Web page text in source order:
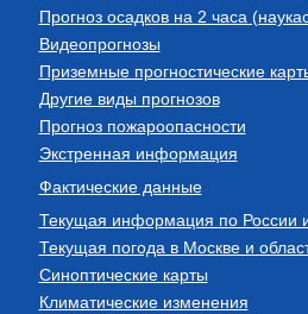
Прогноз осадков на 2 часа
Видеопрогнозы
Приземные прогностические
Другие виды прогнозов
Прогноз пожароопасности
Экстренная информация
Фактические данные
Текущая информация по России
Текущая погода в Москве и
Синоптические карты
Климатические изменения